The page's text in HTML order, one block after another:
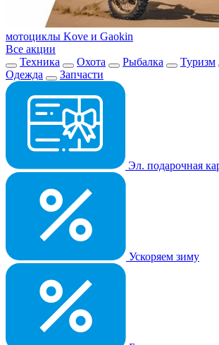
мотоциклы Kove и Gaokin
Все акции
Техника
Охота Рыбалка Туризм
Одежда
Запчасти
Эл. подарочная
Ускоряем зиму